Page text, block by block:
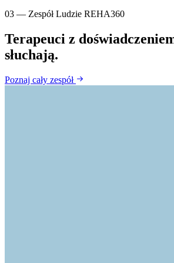
03 — Zespół Ludzie REHA360
Terapeuci z
słuchają.
Poznaj cały zespół